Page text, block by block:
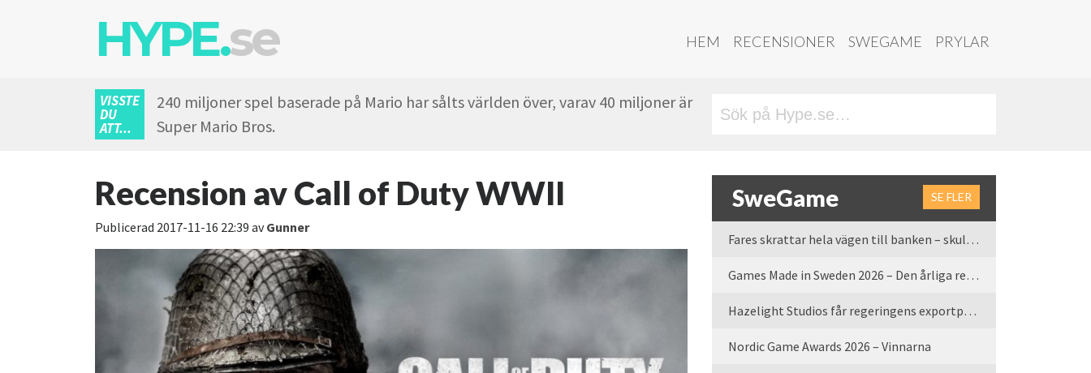
HYPE.se HEM RECENSIONER SWEGAME PRYLAR
VISSTE
DU
ATT...
240 miljoner spel baserade på Mario har sålts världen över, varav 40 miljoner är
Super Mario Bros.
Recension av Call of Duty WWII
Publicerad 2017-11-16 22:39 avGunner
SweGame SE FLER
Fares skrattar hela vägen till banken – skulle vi tro
Games Made in Sweden 2026 – Den årliga rean är tillbaka
Hazelight Studios får regeringens exportpris 2025
Nordic Game Awards 2026 – Vinnarna